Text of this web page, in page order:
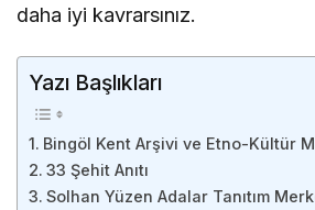
daha iyi kavrarsınız.
Yazı Başlıkları
Bingöl Kent Arşivi ve Etno-Kültür
33 Şehit Anıtı
Solhan Yüzen Adalar Tanıtım